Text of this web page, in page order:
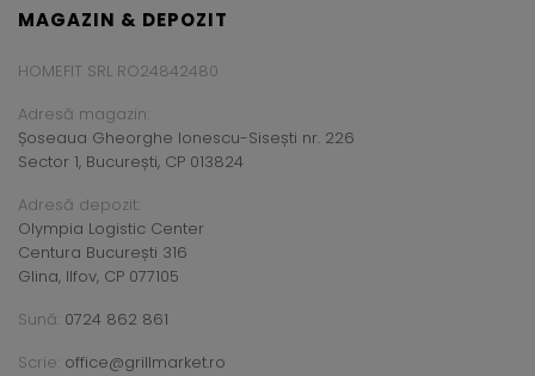
MAGAZIN & DEPOZIT
HOMEFIT SRL RO24842480
Adresă magazin:
Șoseaua Gheorghe Ionescu-Sisești nr. 226
Sector 1, București, CP 013824
Adresă depozit:
Olympia Logistic Center
Centura București 316
Glina, Ilfov, CP 077105
Sună: 0724 862 861
Scrie: office@grillmarket.ro